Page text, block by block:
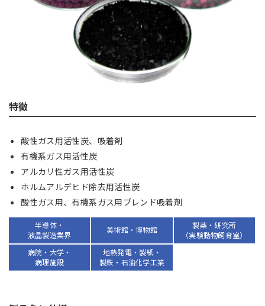
特徴
酸性ガス用活性炭、吸着剤
有機系ガス用活性炭
アルカリ性ガス用活性炭
ホルムアルデヒド除去用活性炭
酸性ガス用、有機系ガス用ブレンド吸着剤
半導体・
液晶製造業界
美術館・博物館
製薬・研究所
（実験動物飼育室）
病院・大学・
病理施設
地熱発電・製紙・
製鉄・石油化学工業